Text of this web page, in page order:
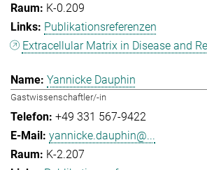
K-0.209
Publikationsreferenzen
Extracellular Matrix in Disease and
Yannicke Dauphin
Gastwissenschaftler/-in
+49 331 567-9422
yannicke.dauphin@...
K-2.207